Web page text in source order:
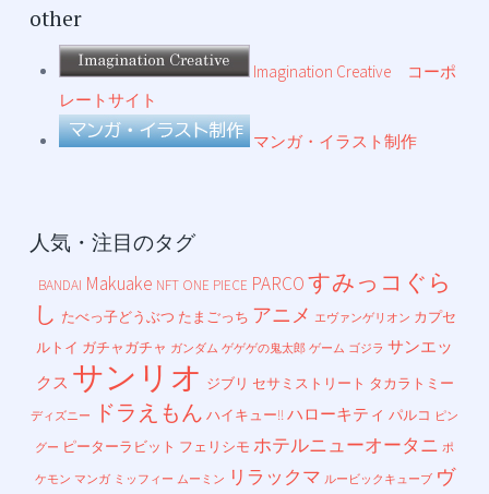
other
Imagination Creative コーポ
レートサイト
マンガ・イラスト制作
人気・注目のタグ
BANDAI Makuake NFT ONE PIECE PARCOすみっコぐら
し たべっ子どうぶつ たまごっち アニメ エヴァンゲリオン カプセ
ルトイ ガチャガチャ ガンダム ゲゲゲの鬼太郎 ゲーム ゴジラ サンエッ
クス サンリオ ジブリ セサミストリート タカラトミー
ディズニー ドラえもん ハイキュー!!ハローキティ パルコ ピン
グー ピーターラビット フェリシモ ホテルニューオータニ ポ
ケモン マンガ ミッフィー ムーミン リラックマ ルービックキューブ ヴ